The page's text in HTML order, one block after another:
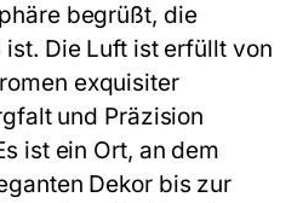
begrüßt, die
Die Luft ist erfüllt von
exquisiter
und Präzision
ist ein Ort, an dem
Dekor bis zur